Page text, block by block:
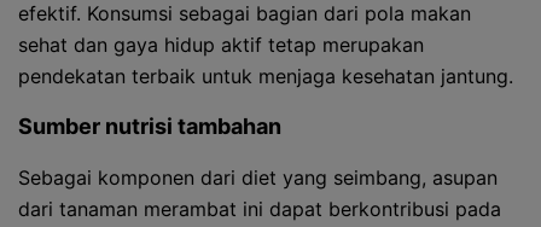
efektif. Konsumsi sebagai bagian dari pola makan
sehat dan gaya hidup aktif tetap merupakan
pendekatan terbaik untuk menjaga kesehatan jantung.
Sumber nutrisi tambahan
Sebagai komponen dari diet yang seimbang, asupan
dari tanaman merambat ini dapat berkontribusi pada